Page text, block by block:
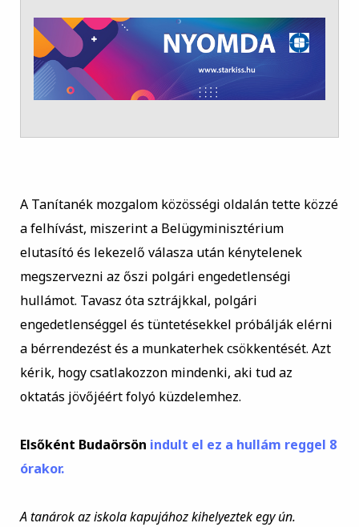
A Tanítanék mozgalom közösségi oldalán tette közzé
a felhívást, miszerint a Belügyminisztérium
elutasító és lekezelő válasza után kénytelenek
megszervezni az őszi polgári engedetlenségi
hullámot. Tavasz óta sztrájkkal, polgári
engedetlenséggel és tüntetésekkel próbálják elérni
a bérrendezést és a munkaterhek csökkentését. Azt
kérik, hogy csatlakozzon mindenki, aki tud az
oktatás jövőjéért folyó küzdelemhez.
Elsőként Budaörsön indult el ez a hullám reggel 8
órakor.
A tanárok az iskola kapujához kihelyeztek egy ún.